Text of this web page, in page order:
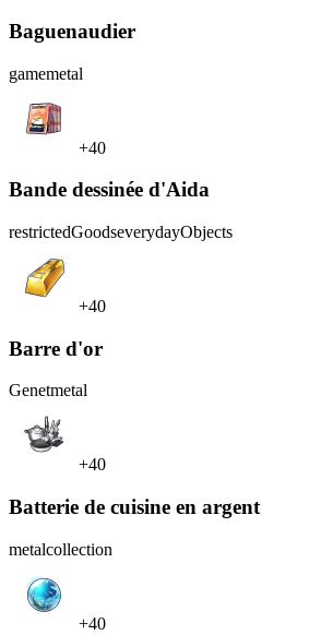
Baguenaudier
gamemetal
+40
Bande dessinée d'Aida
restrictedGoodseverydayObjects
+40
Barre d'or
Genetmetal
+40
Batterie de cuisine en argent
metalcollection
+40